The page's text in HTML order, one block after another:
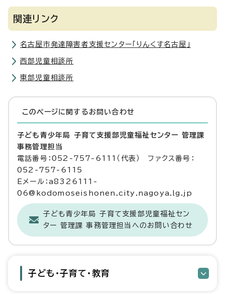
関連リンク
名古屋市発達障害者支援センター「りんくす名古屋」
西部児童相談所
東部児童相談所
このページに関する お問い合わせ
子ども青少年局 子育て支援部児童福祉センター 管理課
事務管理担当
電話番号：052-757-6111（代表） ファクス番号：
052-757-6115
Eメール：a8326111-
06@kodomoseishonen.city.nagoya.lg.jp
子ども青少年局 子育て支援部児童福祉セン
ター 管理課 事務管理担当へのお問い合わせ
子ども・子育て・教育